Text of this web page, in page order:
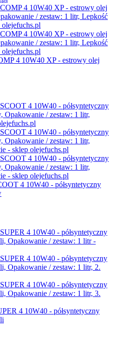
4 10W40 XP - estrowy olej
4 10W40 - półsyntetyczny
4 10W40 - półsyntetyczny